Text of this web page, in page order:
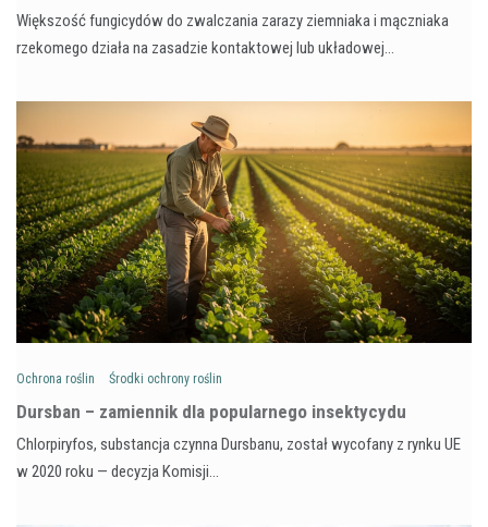
Większość fungicydów do zwalczania zarazy ziemniaka i mączniaka
rzekomego działa na zasadzie kontaktowej lub układowej…
Ochrona roślin Środki ochrony roślin
Dursban – zamiennik dla popularnego insektycydu
Chlorpiryfos, substancja czynna Dursbanu, został wycofany z rynku UE
w 2020 roku — decyzja Komisji…